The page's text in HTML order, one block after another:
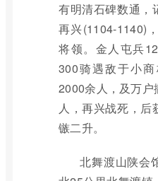
有明清石碑数通，
再兴(1104-1140)
将领。金人屯兵
300骑遇敌于小
2000余人，及万
人，再兴战死，后
镞二升。
北舞渡山陕会